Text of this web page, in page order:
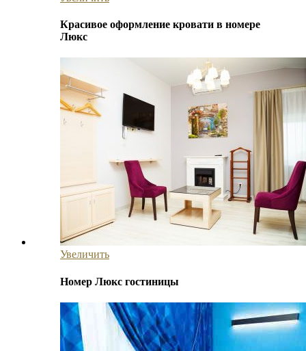
Красивое оформление кровати в номере
Люкс
Увеличить
Номер Люкс гостиницы